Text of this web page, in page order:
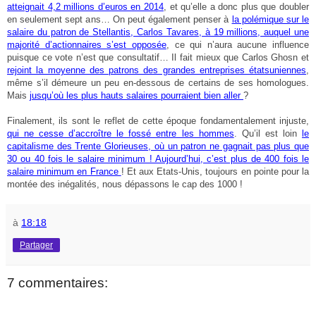
atteignait 4,2 millions d’euros en 2014, et qu’elle a donc plus que doubler
en seulement sept ans… On peut également penser à la polémique sur le
salaire du patron de Stellantis, Carlos Tavares, à 19 millions, auquel une
majorité d’actionnaires s’est opposée, ce qui n’aura aucune influence
puisque ce vote n’est que consultatif… Il fait mieux que Carlos Ghosn et
rejoint la moyenne des patrons des grandes entreprises étatsuniennes
même s’il démeure un peu en-dessous de certains de ses homologues.
Mais jusqu’où les plus hauts salaires pourraient bien aller ?
Finalement, ils sont le reflet de cette époque fondamentalement injuste,
qui ne cesse d’accroître le fossé entre les hommes . Qu’il est loin
le
capitalisme des Trente Glorieuses, où un patron ne gagnait pas plus que
30 ou 40 fois le salaire minimum ! Aujourd’hui, c’est plus de 400 fois le
salaire minimum en France ! Et aux Etats-Unis, toujours en pointe pour la
montée des inégalités, nous dépassons le cap des 1000 !
à 18:18
Partager
7 commentaires: